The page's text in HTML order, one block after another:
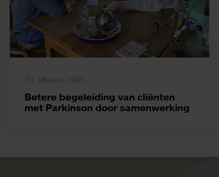
08 april 2025
Betere begeleiding van cliënten
met Parkinson door samenwerking